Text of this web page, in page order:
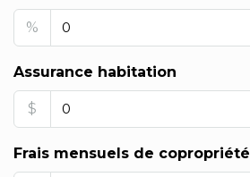
%
Assurance habitation
$
Frais mensuels de copropriété